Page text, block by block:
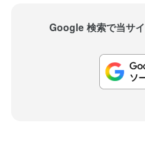
Google 検索で当サ